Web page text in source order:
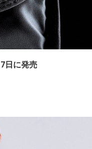
日に発売